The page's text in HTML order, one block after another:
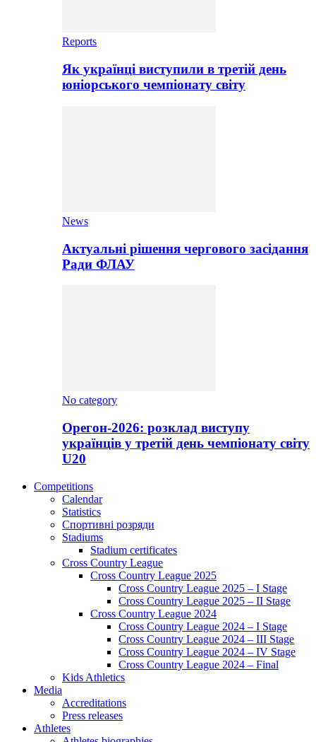
Reports
Як українці виступили в третій день
юніорського чемпіонату світу
News
Актуальні рішення чергового засідання
Ради ФЛАУ
No category
Орегон-2026: розклад виступу
українців у третій день чемпіонату світу
U20
Competitions
Calendar
Statistics
Спортивні розряди
Stadiums
Stadium certificates
Cross Country League
Cross Country League 2025
Cross Country League 2025 – I Stage
Cross Country League 2025 – II Stage
Cross Country League 2024
Cross Country League 2024 – I Stage
Cross Country League 2024 – III Stage
Cross Country League 2024 – IV Stage
Cross Country League 2024 – Final
Kids Athletics
Media
Accreditations
Press releases
Athletes